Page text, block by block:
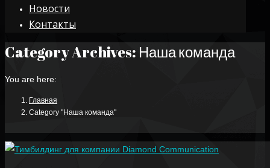
Новости
Контакты
Category Archives: Наша команда
You are here:
Главная
Category "Наша команда"